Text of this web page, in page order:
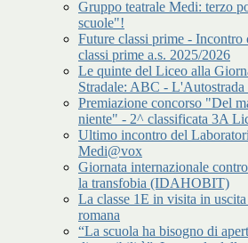
Gruppo teatrale Medi: terzo
scuole"!
Future classi prime -
classi prime a.s. 2025/2026
Le quinte del Liceo alla
Stradale: ABC -
Premiazione concorso "Del
niente" - 2^ classificata 3A
Ultimo incontro del
Medi@vox
Giornata internazionale
la transfobia (IDAHOBIT)
La classe 1E in visita in
romana
“La scuola ha bisogno di